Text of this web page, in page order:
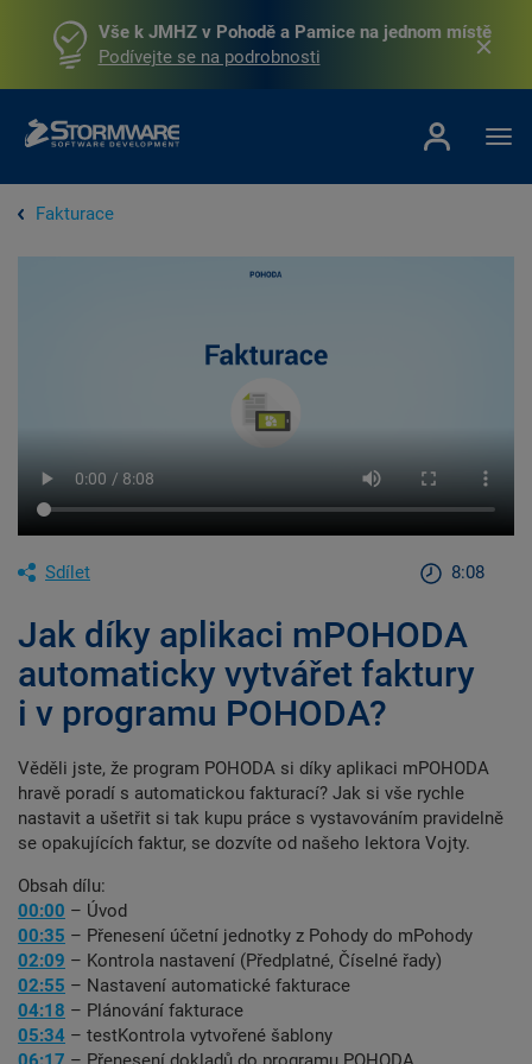
Vše k JMHZ v Pohodě a Pamice na jednom místě
Podívejte se na podrobnosti
Fakturace
Sdílet 8:08
Jak díky aplikaci mPOHODA
automaticky vytvářet faktury
i v programu POHODA?
Věděli jste, že program POHODA si díky aplikaci mPOHODA
hravě poradí s automatickou fakturací? Jak si vše rychle
nastavit a ušetřit si tak kupu práce s vystavováním pravidelně
se opakujících faktur, se dozvíte od našeho lektora Vojty.
Obsah dílu:
00:00 – Úvod
00:35 – Přenesení účetní jednotky z Pohody do mPohody
02:09 – Kontrola nastavení (Předplatné, Číselné řady)
02:55 – Nastavení automatické fakturace
04:18 – Plánování fakturace
05:34 – testKontrola vytvořené šablony